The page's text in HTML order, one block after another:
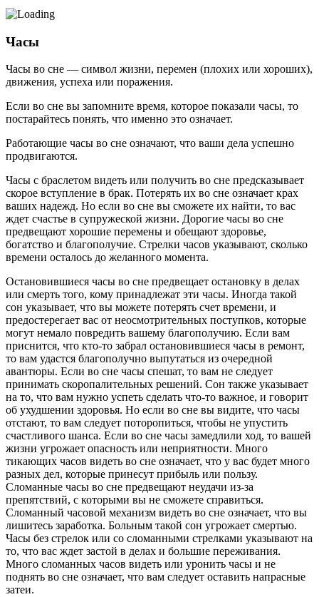
Часы
Часы во сне — символ жизни, перемен (плохих или хороших),
движения, успеха или поражения.
Если во сне вы запомните время, которое показали часы, то
постарайтесь понять, что именно это означает.
Работающие часы во сне означают, что ваши дела успешно
продвигаются.
Часы с браслетом видеть или получить во сне предсказы­вает
скорое вступление в брак. Потерять их во сне означает крах
ваших надежд. Но если во сне вы сможете их найти, то вас
ждет счастье в супружеской жизни. Дорогие часы во сне
предвещают хорошие перемены и обещают здоровье,
богатство и благополучие. Стрелки часов указывают, сколько
времени осталось до желанного момента.
Остановившиеся часы во сне предвещает остановку в делах
или смерть того, кому принадлежат эти часы. Иногда такой
сон указывает, что вы можете потерять счет времени, и
предостерегает вас от неосмотрительных поступков, которые
могут немало повредить вашему благополучию. Если вам
приснится, что кто-то забрал остановившиеся часы в ремонт,
то вам удастся благополучно выпутаться из очередной
авантюры. Если во сне часы спешат, то вам не следует
принимать скоропалительных решений. Сон также указывает
на то, что вам нужно успеть сделать что-то важное, и говорит
об ухудшении здоровья. Но если во сне вы видите, что часы
отстают, то вам следует поторопиться, чтобы не упустить
счастливого шанса. Если во сне часы замедлили ход, то вашей
жизни угрожает опасность или неприятности. Много
тикающих часов видеть во сне означает, что у вас будет много
разных дел, которые принесут прибыль или пользу.
Сломанные часы во сне предвещают неудачи из-за
препятствий, с которыми вы не сможете справиться.
Сломанный часовой механизм видеть во сне означает, что вы
лишитесь заработка. Больным такой сон угрожает смертью.
Часы без стрелок или со сломанными стрелками ука­зывают на
то, что вас ждет застой в делах и большие пережива­ния.
Много сломанных часов видеть или уронить часы и не
поднять во сне означает, что вам следует оставить напрасные
затеи.